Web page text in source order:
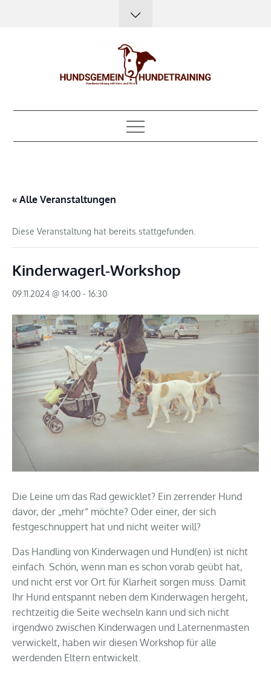
Hundsgemein?
Hundetraining
« Alle Veranstaltungen
Diese Veranstaltung hat bereits stattgefunden.
Kinderwagerl-Workshop
09.11.2024 @ 14:00 - 16:30
Die Leine um das Rad gewicklet? Ein zerrender Hund
davor, der „mehr“ möchte? Oder einer, der sich
festgeschnuppert hat und nicht weiter will?
Das Handling von Kinderwagen und Hund(en) ist nicht
einfach. Schön, wenn man es schon vorab geübt hat,
und nicht erst vor Ort für Klarheit sorgen muss. Damit
Ihr Hund entspannt neben dem Kinderwagen hergeht,
rechtzeitig die Seite wechseln kann und sich nicht
irgendwo zwischen Kinderwagen und Laternenmasten
verwickelt, haben wir diesen Workshop für alle
werdenden Eltern entwickelt.